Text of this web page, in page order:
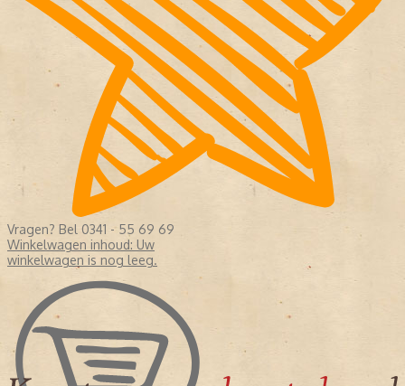
Vragen? Bel 0341 - 55 69 69
Winkelwagen inhoud: Uw
winkelwagen is nog leeg.